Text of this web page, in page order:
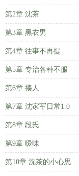
第2章 沈茶
第3章 黑衣男
第4章 往事不再提
第5章 专治各种不服
第6章 揍人
第7章 沈家军日常1.0
第8章 段氏
第9章 暧昧
第10章 沈茶的小心思